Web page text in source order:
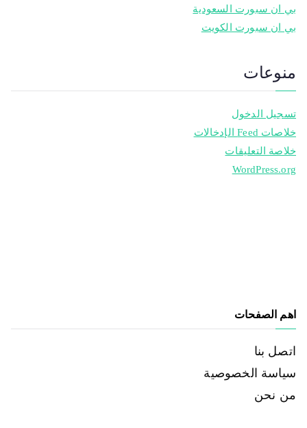
بي ان سبورت السعودية
بي ان سبورت الكويت
منوعات
تسجيل الدخول
خلاصات Feed الإدخالات
خلاصة التعليقات
WordPress.org
اهم الصفحات
اتصل بنا
سياسة الخصوصية
من نحن